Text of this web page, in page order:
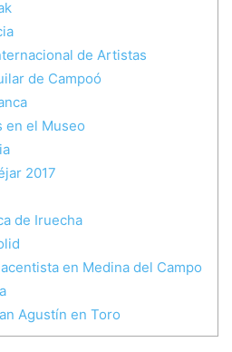
de Artistas
de Campoó
en el Museo
2017
de Iruecha
en Medina del Campo
Agustín en Toro